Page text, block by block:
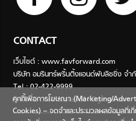
CONTACT
เว็บไซต์ : www.favforward.com
บริษัท อมรินทร์พริ้นติ้งแอนด์พับลิชชิ่ง จำ
Tel : 02-422-9999
E-MAIL :favforward01@gmail.com
คุกกี้เพื่อการโฆษณา (Marketing/
Cookies) – จดจำและประมวลผลข้อมูลที่เ